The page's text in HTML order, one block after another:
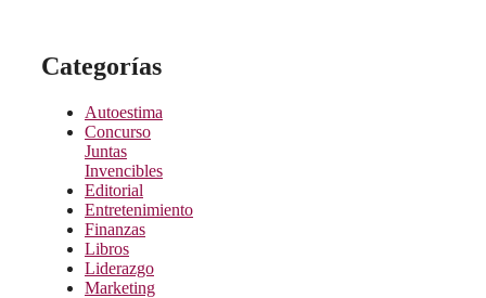
Categorías
Autoestima
Concurso
Juntas
Invencibles
Editorial
Entretenimiento
Finanzas
Libros
Liderazgo
Marketing